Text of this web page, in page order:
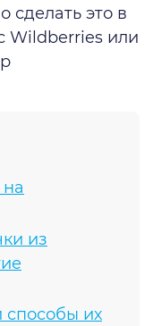
сделать это в
Wildberries или
из
их